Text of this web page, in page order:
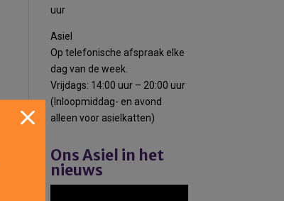
uur
Asiel
Op telefonische afspraak elke
dag van de week.
Vrijdags: 14:00 uur – 20:00 uur
(Inloopmiddag- en avond
alleen voor asielkatten)
Ons Asiel in het
nieuws